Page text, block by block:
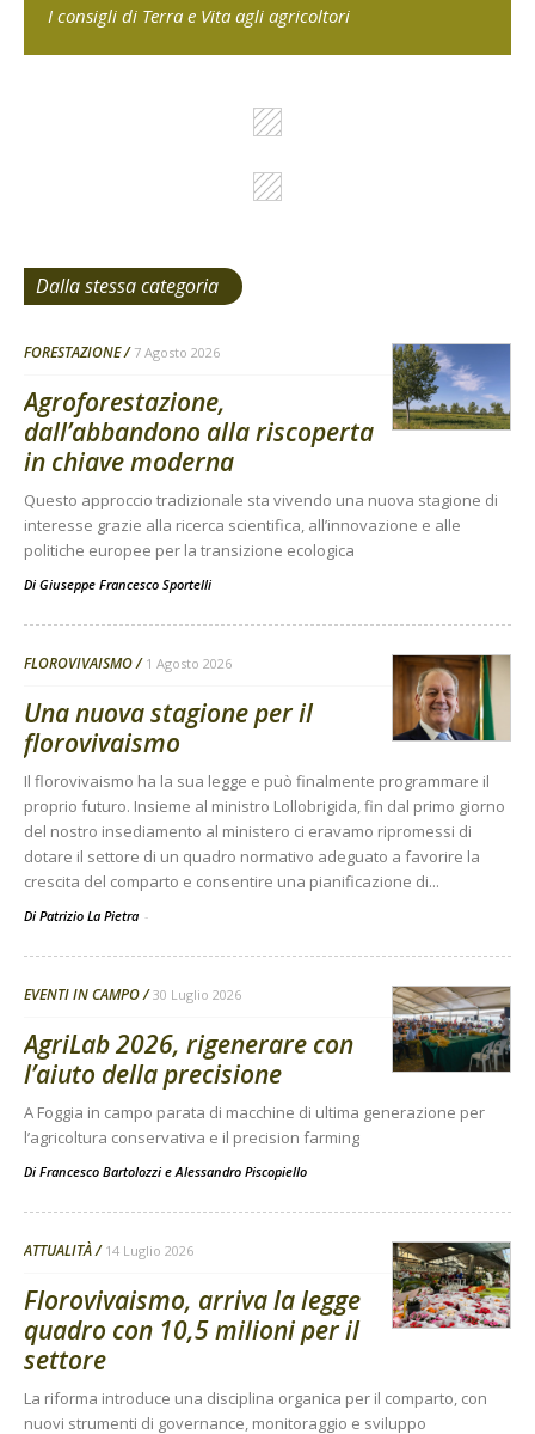
I consigli di Terra e Vita agli agricoltori
Dalla stessa categoria
FORESTAZIONE 7 Agosto 2026
Agroforestazione,
dall’abbandono alla riscoperta
in chiave moderna
Questo approccio tradizionale sta vivendo una nuova stagione di
interesse grazie alla ricerca scientifica, all’innovazione e alle
politiche europee per la transizione ecologica
Di Giuseppe Francesco Sportelli
FLOROVIVAISMO 1 Agosto 2026
Una nuova stagione per il
florovivaismo
Il florovivaismo ha la sua legge e può finalmente programmare il
proprio futuro. Insieme al ministro Lollobrigida, fin dal primo giorno
del nostro insediamento al ministero ci eravamo ripromessi di
dotare il settore di un quadro normativo adeguato a favorire la
crescita del comparto e consentire una pianificazione di...
Di Patrizio La Pietra -
EVENTI IN CAMPO 30 Luglio 2026
AgriLab 2026, rigenerare con
l’aiuto della precisione
A Foggia in campo parata di macchine di ultima generazione per
l’agricoltura conservativa e il precision farming
Di Francesco Bartolozzi eAlessandro Piscopiello
ATTUALITÀ 14 Luglio 2026
Florovivaismo, arriva la legge
quadro con 10,5 milioni per il
settore
La riforma introduce una disciplina organica per il comparto, con
nuovi strumenti di governance, monitoraggio e sviluppo